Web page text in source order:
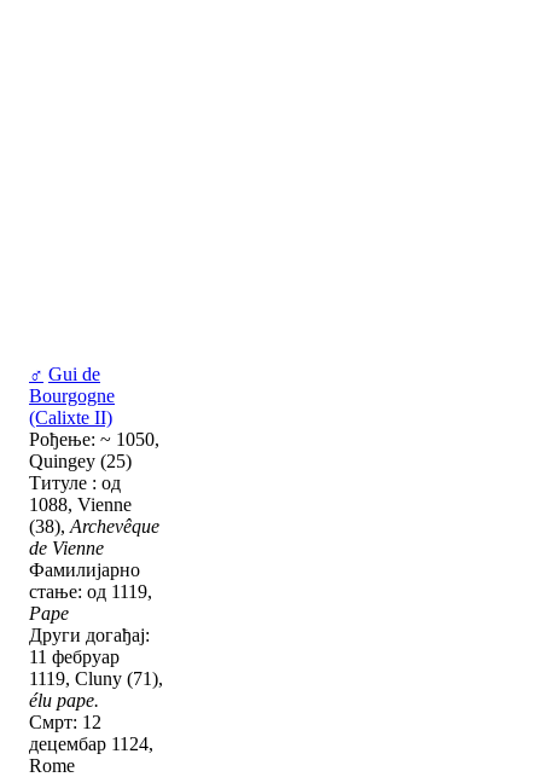
♂ Gui de
Bourgogne
(Calixte II)
Рођење: ~ 1050,
Quingey (25)
Титуле : од
1088, Vienne
(38), Archevêque
de Vienne
Фамилијарно
стање: од 1119,
Pape
Други догађај:
11 фебруар
1119, Cluny (71),
élu pape.
Смрт: 12
децембар 1124,
Rome